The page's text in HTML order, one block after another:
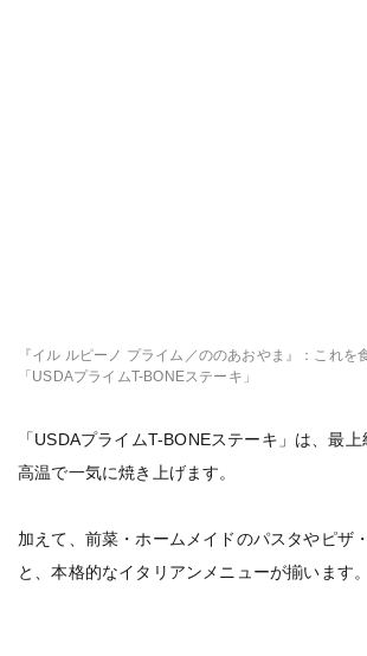
『イル ルピーノ プライム／ののあおやま』：これを
「USDAプライムT-BONEステーキ」
「USDAプライムT-BONEステーキ」は、最上
高温で一気に焼き上げます。
加えて、前菜・ホームメイドのパスタやピザ
と、本格的なイタリアンメニューが揃います。